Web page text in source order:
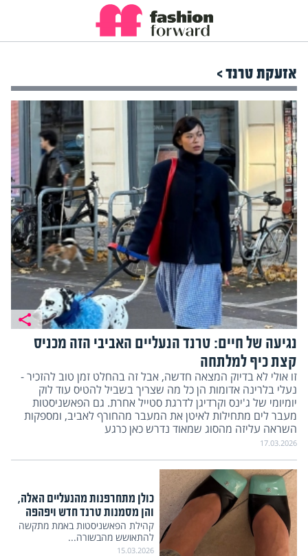
אזעקת טרנד >
נגיעה של חיים: טרנד הנעליים האביבי הזה מכניס
קצת כיף למלתחה
זו אולי לא בדיוק המצאה חדשה, אבל זה בהחלט זמן טוב להזכיר -
נעלי בלרינה אדומות הן כל מה שצריך בשביל להטיס עוד לוק
יומיומי של ג'ינס וקרדיגן לדרגת סטייל אחרת. גם הפאשניסטות
מעבר לים מתחילות לאיטן את המעבר מהחורף לאביב, ומספקות
השראה עליזה מהסוג שמאוד נדרש כאן כרגע
17.03.2026
כולן מתחרפנות מהנעליים האלה,
והן מסמנות טרנד חדש ויפהפה
קהילת הפאשניסטות באמת מתקשה
להתאושש מהבשורה...
15.03.2026